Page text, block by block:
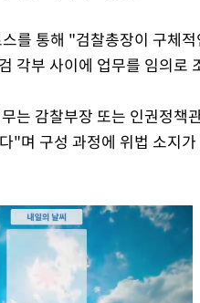
를 통해 "검찰총장이 구체
각부 사이에 업무를 임의로
는 감찰부장 또는 인권정책
"며 구성 과정에 위법 소지